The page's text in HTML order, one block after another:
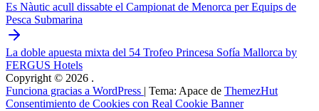
Es Nàutic acull dissabte el Campionat de Menorca per Equips de
Pesca Submarina
La doble apuesta mixta del 54 Trofeo Princesa Sofía Mallorca by
FERGUS Hotels
Copyright © 2026 .
Funciona gracias a WordPress | Tema: Apace de ThemezHut
Consentimiento de Cookies con Real Cookie Banner